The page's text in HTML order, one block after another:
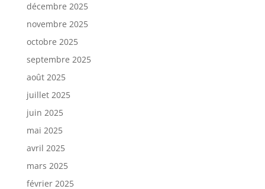
décembre 2025
novembre 2025
octobre 2025
septembre 2025
août 2025
juillet 2025
juin 2025
mai 2025
avril 2025
mars 2025
février 2025